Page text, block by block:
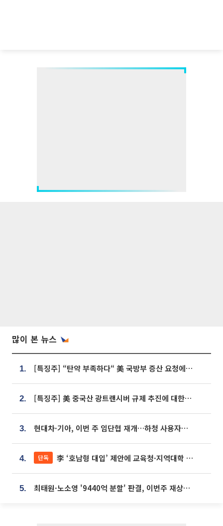
많이 본 뉴스
1. [특징주] “탄약 부족하다“ 美 국방부 증산 요청에⋯국내 방산주 급등세
2. [특징주] 美 중국산 광트랜시버 규제 추진에 대한광통신 등 광통신株 강세
3. 현대차·기아, 이번 주 임단협 재개…하청 사용자성 재심도 ‘변수’
4. 단독 李 ‘호남형 대입’ 제안에 교육청·지역대학 서·논술형 입시 연계 '착수'
5. 최태원·노소영 '9440억 분할' 판결, 이번주 재상고 여부 주목